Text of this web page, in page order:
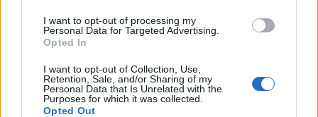
I want to opt-out of processing my
Personal Data for Targeted Advertising.
Opted In
I want to opt-out of Collection, Use,
Retention, Sale, and/or Sharing of my
Personal Data that Is Unrelated with the
Purposes for which it was collected.
Opted Out
CIENCIA Y TECNOLOGÍA